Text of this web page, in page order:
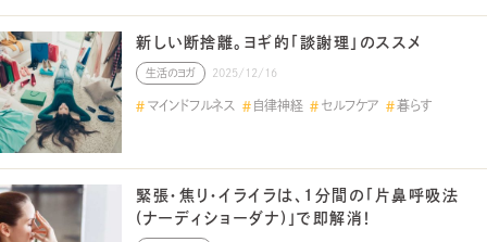
新しい断捨離。ヨギ的「談謝理」のススメ
生活のヨガ 2025/12/16
マインドフルネス 自律神経 セルフケア 暮らす
緊張・焦り・イライラは、1分間の「片鼻呼吸法
(ナーディショーダナ)」で即解消！